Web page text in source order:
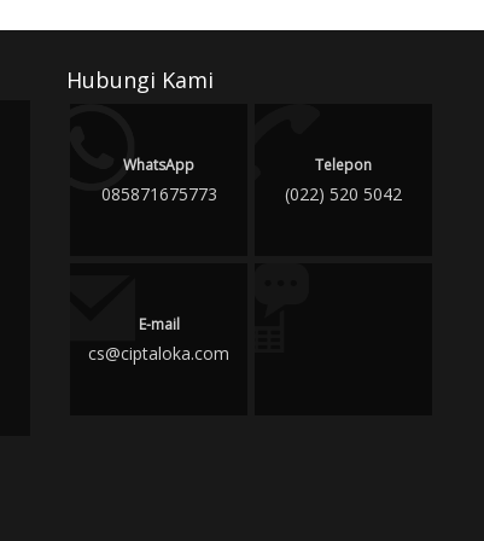
Hubungi Kami
WhatsApp
085871675773
Telepon
(022) 520 5042
E-mail
cs@ciptaloka.com